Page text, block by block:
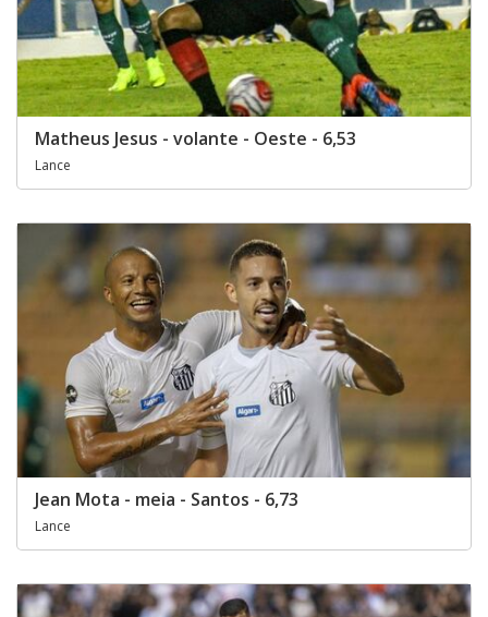
Matheus Jesus - volante - Oeste - 6,53
Lance
Jean Mota - meia - Santos - 6,73
Lance